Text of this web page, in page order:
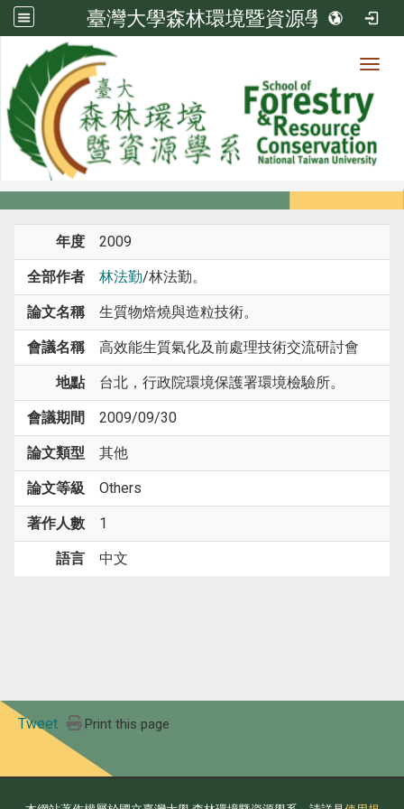
臺灣大學森林環境暨資源學系
系所成員
系所成員
年度 2009
全部作者 林法勤/林法勤。
論文名稱 生質物焙燒與造粒技術。
會議名稱 高效能生質氣化及前處理技術交流研討會
地點 台北，行政院環境保護署環境檢驗所。
會議期間 2009/09/30
論文類型 其他
論文等級 Others
著作人數 1
語言 中文
Tweet Print this page